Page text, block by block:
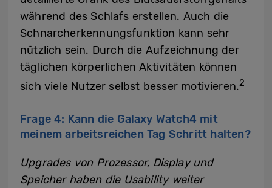
während des Schlafs erstellen. Auch die
Schnarcherkennungsfunktion kann sehr
nützlich sein. Durch die Aufzeichnung der
täglichen körperlichen Aktivitäten können
sich viele Nutzer selbst besser motivieren.2
Frage 4: Kann die Galaxy Watch4 mit
meinem arbeitsreichen Tag Schritt halten?
Upgrades von Prozessor, Display und
Speicher haben die Usability weiter